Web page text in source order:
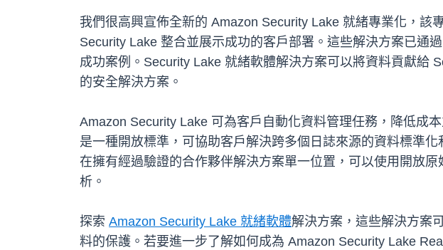
我們很高興宣佈全新的 Amazon Security Lake 就緒專業化，
Security Lake 整合並展示成功的客戶部署。這些解決方案已通
成功案例。Security Lake 就緒軟體解決方案可以將資料貢獻給
的安全解決方案。
Amazon Security Lake 可為客戶自動化資料管理任務，降低成
是一種開放標準，可協助客戶解決跨多個日誌來源的資料標準
在擁有經過驗證的合作夥伴解決方案單一位置，可以使用開放
析。
探索 Amazon Security Lake 就緒軟體解決方案，這些解決方案
料的保護。若要進一步了解如何成為 Amazon Security Lake